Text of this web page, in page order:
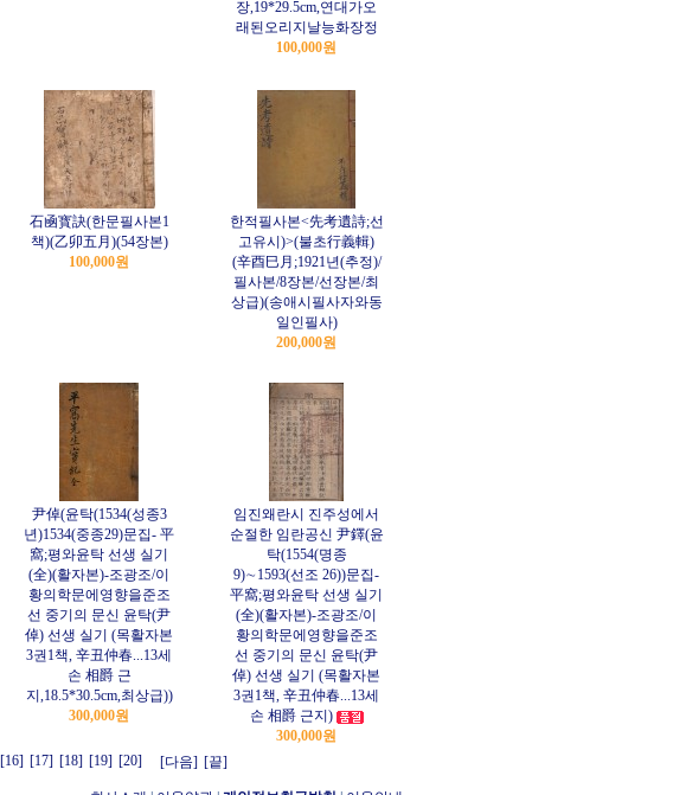
장,19*29.5cm,연대가오
래된오리지날능화장정
100,000원
石凾寳訣(한문필사본1
책)(乙卯五月)(54장본)
100,000원
한적필사본<先考遺詩;선
고유시)>(불초行義輯)
(辛酉巳月;1921년(추정)/
필사본/8장본/선장본/최
상급)(송애시필사자와동
일인필사)
200,000원
尹倬(윤탁(1534(성종3
년)1534(중종29)문집- 平
窩;평와윤탁 선생 실기
(全)(활자본)-조광조/이
황의학문에영향을준조
선 중기의 문신 윤탁(尹
倬) 선생 실기 (목활자본
3권1책, 辛丑仲春...13세
손 相爵 근
지,18.5*30.5cm,최상급))
300,000원
임진왜란시 진주성에서
순절한 임란공신 尹鐸(윤
탁(1554(명종
9)∼1593(선조 26))문집-
平窩;평와윤탁 선생 실기
(全)(활자본)-조광조/이
황의학문에영향을준조
선 중기의 문신 윤탁(尹
倬) 선생 실기 (목활자본
3권1책, 辛丑仲春...13세
손 相爵 근지)
300,000원
[16] [17] [18] [19] [20] [다음] [끝]